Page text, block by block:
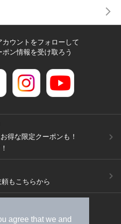
agree that we and
ウントをフォローして
ン情報を受け取ろう
得な限定クーポンも！
もこちらから
求）
広告出稿のご案内